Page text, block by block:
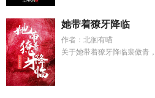
她带着獠牙降临
作者：北徊有喵
关于她带着獠牙降临裴傲青